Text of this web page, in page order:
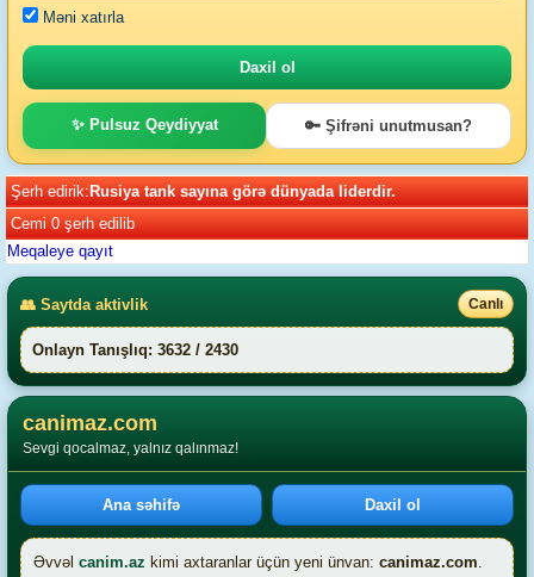
Məni xatırla
✨ Pulsuz Qeydiyyat 🔑 Şifrəni unutmusan?
Şerh edirik:Rusiya tank sayına görə dünyada liderdir.
Cemi 0 şerh edilib
Meqaleye qayıt
👥 Saytda aktivlik Canlı
Onlayn Tanışlıq: 3632 / 2430
canimaz.com
Sevgi qocalmaz, yalnız qalınmaz!
Ana səhifə Daxil ol
Əvvəl canim.az kimi axtaranlar üçün yeni ünvan: canimaz.com.